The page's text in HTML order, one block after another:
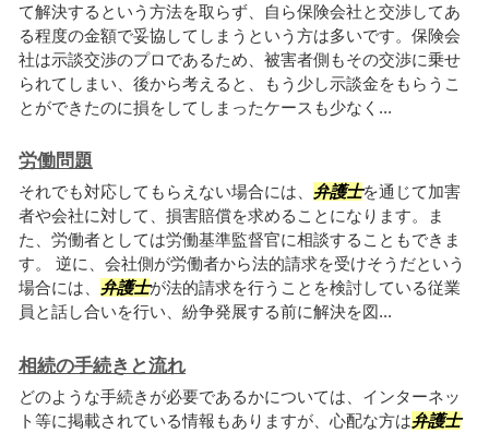
て解決するという方法を取らず、自ら保険会社と交渉してあ
る程度の金額で妥協してしまうという方は多いです。保険会
社は示談交渉のプロであるため、被害者側もその交渉に乗せ
られてしまい、後から考えると、もう少し示談金をもらうこ
とができたのに損をしてしまったケースも少なく...
労働問題
それでも対応してもらえない場合には、 弁護士を通じて加害
者や会社に対して、損害賠償を求めることになります。ま
た、労働者としては労働基準監督官に相談することもできま
す。 逆に、会社側が労働者から法的請求を受けそうだという
場合には、 弁護士が法的請求を行うことを検討している従業
員と話し合いを行い、紛争発展する前に解決を図...
相続の手続きと流れ
どのような手続きが必要であるかについては、インターネッ
ト等に掲載されている情報もありますが、心配な方は弁護士